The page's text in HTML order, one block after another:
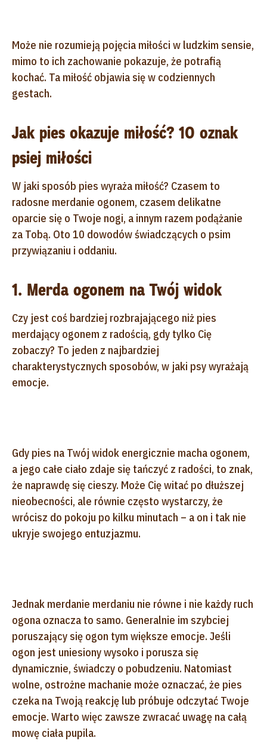
Może nie rozumieją pojęcia miłości w ludzkim sensie,
mimo to ich zachowanie pokazuje, że potrafią
kochać. Ta miłość objawia się w codziennych
gestach.
Jak pies okazuje miłość? 10 oznak
psiej miłości
W jaki sposób pies wyraża miłość? Czasem to
radosne merdanie ogonem, czasem delikatne
oparcie się o Twoje nogi, a innym razem podążanie
za Tobą. Oto 10 dowodów świadczących o psim
przywiązaniu i oddaniu.
1. Merda ogonem na Twój widok
Czy jest coś bardziej rozbrajającego niż pies
merdający ogonem z radością, gdy tylko Cię
zobaczy? To jeden z najbardziej
charakterystycznych sposobów, w jaki psy wyrażają
emocje.
Gdy pies na Twój widok energicznie macha ogonem,
a jego całe ciało zdaje się tańczyć z radości, to znak,
że naprawdę się cieszy. Może Cię witać po dłuższej
nieobecności, ale równie często wystarczy, że
wrócisz do pokoju po kilku minutach – a on i tak nie
ukryje swojego entuzjazmu.
Jednak merdanie merdaniu nie równe i nie każdy ruch
ogona oznacza to samo. Generalnie im szybciej
poruszający się ogon tym większe emocje. Jeśli
ogon jest uniesiony wysoko i porusza się
dynamicznie, świadczy o pobudzeniu. Natomiast
wolne, ostrożne machanie może oznaczać, że pies
czeka na Twoją reakcję lub próbuje odczytać Twoje
emocje. Warto więc zawsze zwracać uwagę na całą
mowę ciała pupila.